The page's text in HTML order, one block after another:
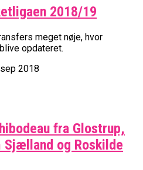
2018/19
meget nøje, hvor
opdateret.
2018
fra Glostrup,
Sjælland og Roskilde